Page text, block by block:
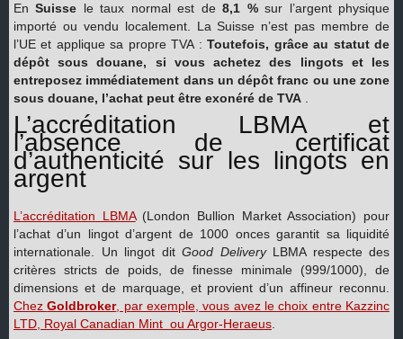
EnSuisse le taux normal est de8,1 %sur l’argent physique
importé ou vendu localement. La Suisse n’est pas membre de
l’UE et applique sa propre TVA :Toutefois, grâce au statut de
dépôt sous douane, si vous achetez des lingots et les
entreposez immédiatement dans un dépôt franc ou une zone
sous douane, l’achat peut être exonéré de TVA
L’accréditation LBMA et
l’absence de certificat
d’authenticité sur les lingots en
argent
L’accréditation LBMA(London Bullion Market Association) pour
l’achat d’un lingot d’argent de 1000 onces garantit sa liquidité
internationale. Un lingot dit Good DeliveryLBMA respecte des
critères stricts de poids, de finesse minimale (999/1000), de
dimensions et de marquage, et provient d’un affineur reconnu.
ChezGoldbroker, par exemple, vous avez le choix entre Kazzinc
LTD, Royal Canadian Mint ou Argor-Heraeus